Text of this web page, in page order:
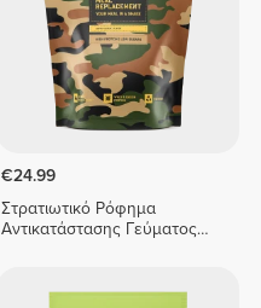
€24.99
Στρατιωτικό Ρόφημα
Αντικατάστασης Γεύματος